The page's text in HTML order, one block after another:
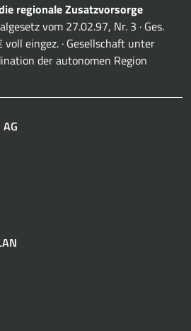
regionale Zusatzvorsorge
vom 27.02.97, Nr. 3 · Ges.
eingez. · Gesellschaft unter
der autonomen Region